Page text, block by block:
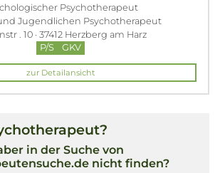
Psychotherapeut
Jugendlichen Psychotherapeut
. 10 · 37412 Herzberg am Harz
P/S
GKV
zur Detailansicht
in der Suche von
nicht finden?